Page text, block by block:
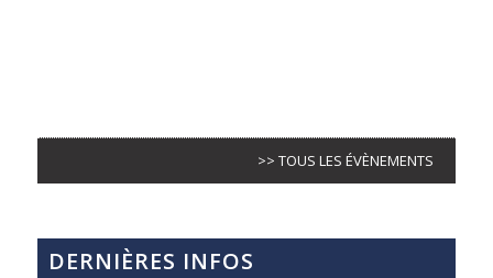
>> TOUS LES ÉVÈNEMENTS
DERNIÈRES INFOS